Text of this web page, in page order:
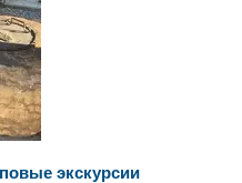
экскурсии